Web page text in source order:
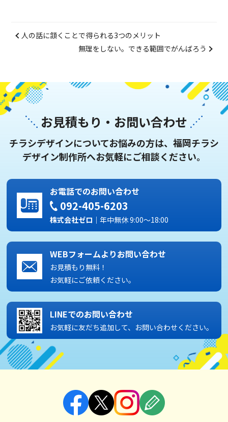
人の話に頷くことで得られる3つのメリット
無理をしない。できる範囲でがんばろう
お見積もり・お問い合わせ
チラシデザインについてお悩みの方は、福岡チラシ
デザイン制作所へお気軽にご相談ください。
お電話でのお問い合わせ
092-405-6203
株式会社ゼロ ｜年中無休 9:00～18:00
WEBフォームよりお問い合わせ
お見積もり無料！
お気軽にご依頼ください。
LINEでのお問い合わせ
お気軽に友だち追加して、お問い合わせください。